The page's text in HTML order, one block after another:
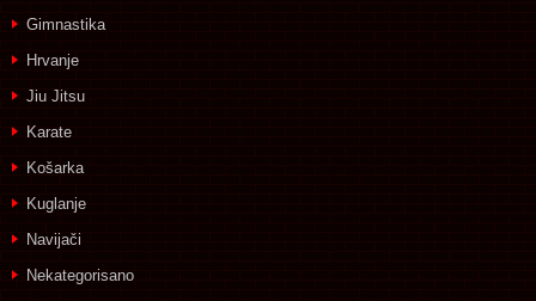
Gimnastika
Hrvanje
Jiu Jitsu
Karate
Košarka
Kuglanje
Navijači
Nekategorisano